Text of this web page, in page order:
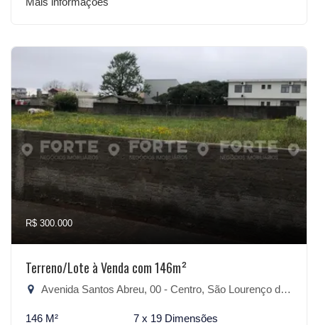
R$ 300.000
Terreno/Lote à Venda com 146m²
Avenida Santos Abreu, 00 - Centro, São Lourenço do Sul-RS
146 M² 7 x 19 Dimensões